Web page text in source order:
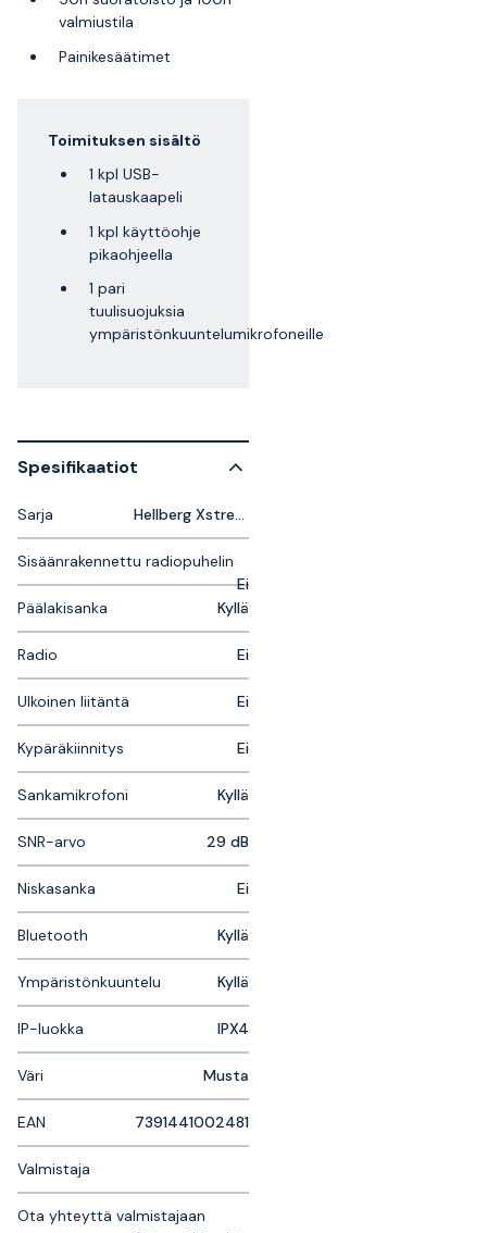
valmiustila
Painikesäätimet
Toimituksen sisältö
1 kpl USB-
latauskaapeli
1 kpl käyttöohje
pikaohjeella
1 pari
tuulisuojuksia
ympäristönkuuntelumikrofoneille
Spesifikaatiot
Sarja
Sisäänrakennettu radiopuhelin
Ei
Päälakisanka
Kyllä
Radio Ei
Ulkoinen liitäntä Ei
Kypäräkiinnitys Ei
Sankamikrofoni Kyllä
SNR-arvo 29 dB
Niskasanka Ei
Bluetooth Kyllä
Ympäristönkuuntelu Kyllä
IP-luokka IPX4
Väri Musta
EAN 7391441002481
Valmistaja
Ota yhteyttä valmistajaan